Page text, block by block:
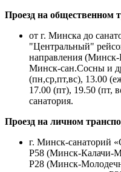
Проезд на общественном
от г. Минска до
"Центральный"
направления
Минск-сан.Сосны и
(пн,ср,пт,вс), 13.00
17.00 (пт), 19.50 (пт,
санатория.
Проезд на личном
г. Минск-санаторий
Р58 (Минск-Калачи-
Р28 (Минск-